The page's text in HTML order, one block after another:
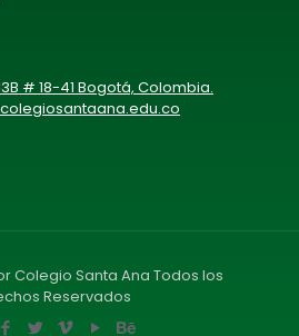
# 18-41 Bogotá, Colombia.
Colegio Santa Ana Todos los
Reservados